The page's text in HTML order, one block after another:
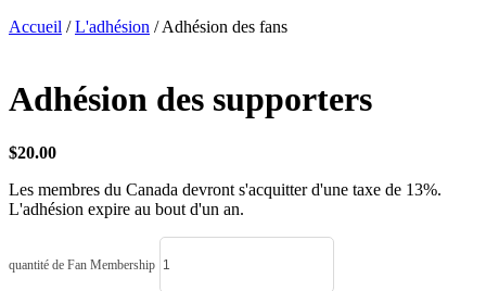
Accueil /L'adhésion / Adhésion des fans
Adhésion des supporters
$20.00
Les membres du Canada devront s'acquitter d'une taxe de 13%.
L'adhésion expire au bout d'un an.
quantité de Fan Membership